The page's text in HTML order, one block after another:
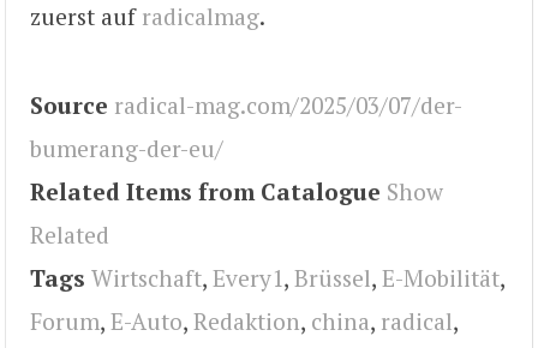
zuerst auf radicalmag.
Source radical-mag.com/2025/03/07/der-
bumerang-der-eu/
Related Items from Catalogue Show
Related
Tags Wirtschaft, Every1, Brüssel, E-Mobilität,
Forum, E-Auto, Redaktion, china, radical,